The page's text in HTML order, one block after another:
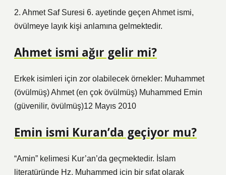
2. Ahmet Saf Suresi 6. ayetinde geçen Ahmet ismi,
övülmeye layık kişi anlamına gelmektedir.
Ahmet ismi ağır gelir mi?
Erkek isimleri için zor olabilecek örnekler: Muhammet
(övülmüş) Ahmet (en çok övülmüş) Muhammed Emin
(güvenilir, övülmüş)12 Mayıs 2010
Emin ismi Kuran’da geçiyor mu?
“Amin” kelimesi Kur’an’da geçmektedir. İslam
literatüründe Hz. Muhammed için bir sıfat olarak